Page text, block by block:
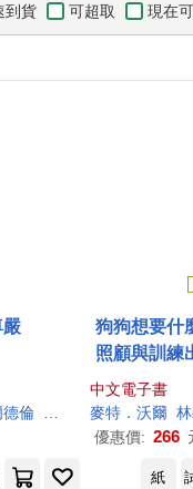
到貨 可超取 現在
嚴
德倫
張卓明
狗狗想要什
照顧與訓練
(電
中文電子書
麥特． 沃爾
優惠價: 266
紙